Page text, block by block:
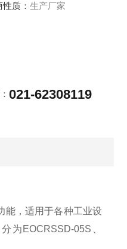
性质： 生产厂家
021-62308119
能，适用于各种工业设
为EOCRSSD-05S、